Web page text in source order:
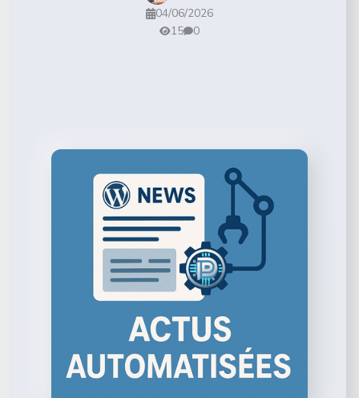
04/06/2026
15
0